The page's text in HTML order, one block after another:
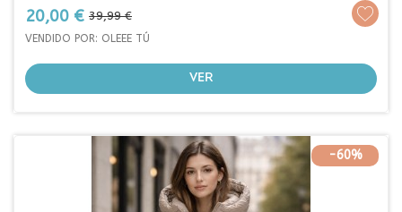
Prezo
20,00 € Prezo
base
39,99 €
VENDIDO POR: OLEEE TÚ
VER
-60%